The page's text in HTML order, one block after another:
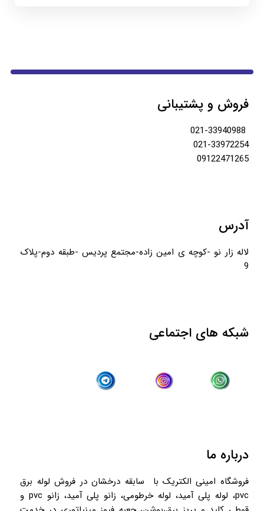
فروش و پشتیبانی
021-33940988
021-33972254
09122471265
آدرس
لاله زار نو -کوچه ی امین زاده-مجتمع پردیس -طبقه دوم-پلاک
9
شبکه های اجتماعی
درباره ما
فروشگاه امینی الکتریک با سابقه درخشان در فروش لوله برق
pvc، لوله پلی آمید، لوله خرطومی، زانو پلی آمید، زانو pvc و